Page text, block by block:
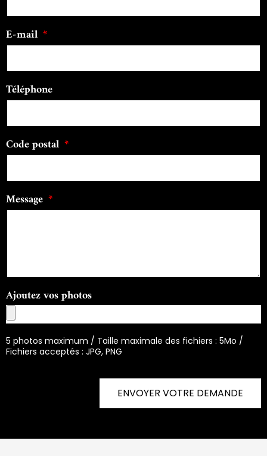
E-mail
Téléphone
Code postal
Message
Ajoutez vos photos
5 photos maximum / Taille maximale des fichiers : 5Mo /
Fichiers acceptés : JPG, PNG
ENVOYER VOTRE DEMANDE